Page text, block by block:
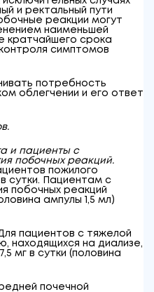
и ректальный пути
реакции могут
наименьшей
кратчайшего срока
симптомов
потребность
облегчении и его ответ
и пациенты с
побочных реакций.
пожилого
сутки. Пациентам с
побочных реакций
ампулы 1,5 мл)
пациентов с тяжелой
находящихся на диализе,
мг в сутки (половина
почечной